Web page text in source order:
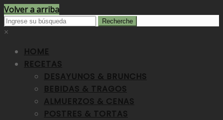
Volver a arriba
×
HOME
RECETAS
DESAYUNOS & BRUNCHS
BEBIDAS & TRAGOS
ALMUERZOS & CENAS
POSTRES & TORTAS